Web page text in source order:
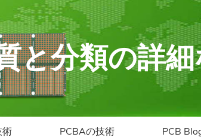
と分類の詳
術 PCBAの技術 PCB